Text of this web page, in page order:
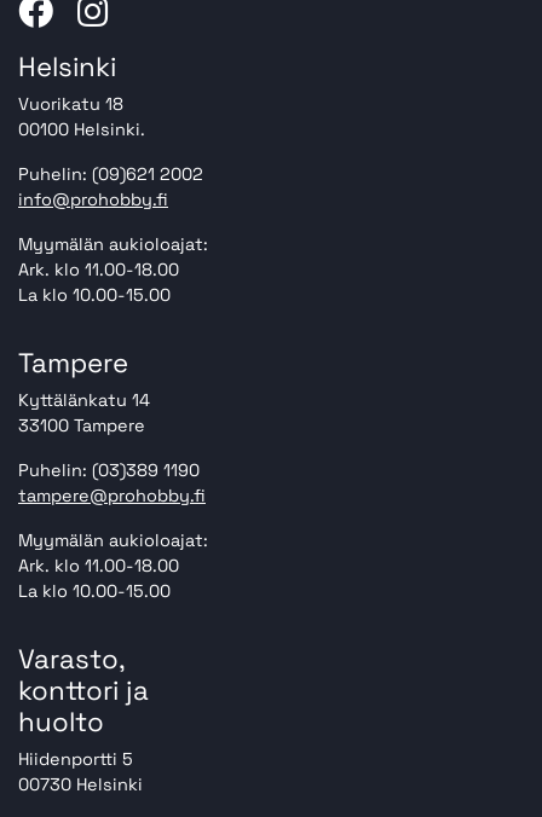
Helsinki
Vuorikatu 18
00100 Helsinki.
Puhelin: (09)621 2002
info@prohobby.fi
Myymälän aukioloajat:
Ark. klo 11.00-18.00
La klo 10.00-15.00
Tampere
Kyttälänkatu 14
33100 Tampere
Puhelin: (03)389 1190
tampere@prohobby.fi
Myymälän aukioloajat:
Ark. klo 11.00-18.00
La klo 10.00-15.00
Varasto,
konttori ja
huolto
Hiidenportti 5
00730 Helsinki